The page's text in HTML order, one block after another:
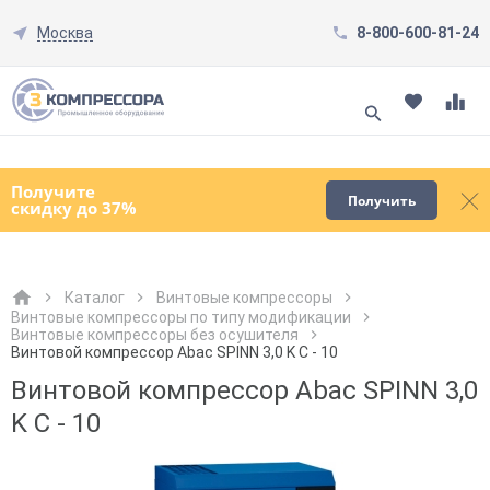
Москва 8-800-600-81-24
Получите
скидку до 37% Получить
Смотреть все товары
Каталог
Винтовые компрессоры
Винтовые компрессоры по типу модификации
Винтовые компрессоры без осушителя
Винтовой компрессор Abac SPINN 3,0 K C - 10
Винтовой компрессор Abac SPINN 3,0
K C - 10
Как к Вам обращаться?
Телефон
Как к Вам обращаться?
Телефон
Город доставки
Как к Вам обращаться?
Как к Вам обращаться?
Телефон